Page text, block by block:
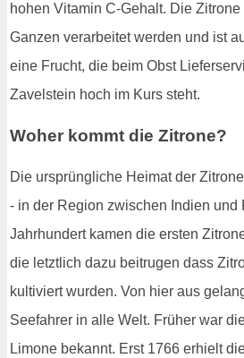
hohen Vitamin C-Gehalt. Die
Ganzen verarbeitet werden und ist
eine Frucht, die beim Obst
Zavelstein hoch im Kurs steht.
Woher kommt die Zitrone?
Die ursprüngliche Heimat der
- in der Region zwischen Indien und
Jahrhundert kamen die ersten
die letztlich dazu beitrugen dass
kultiviert wurden. Von hier aus
Seefahrer in alle Welt. Früher war
Limone bekannt. Erst 1766 erhielt